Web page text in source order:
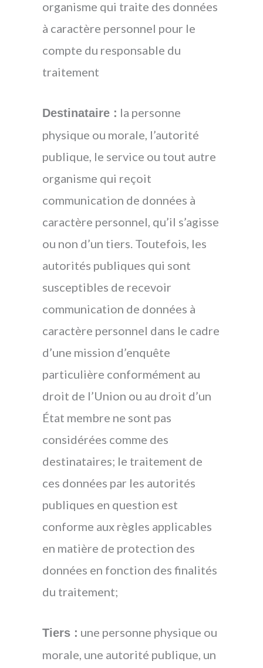
organisme qui traite des données
à caractère personnel pour le
compte du responsable du
traitement
Destinataire : la personne
physique ou morale, l’autorité
publique, le service ou tout autre
organisme qui reçoit
communication de données à
caractère personnel, qu’il s’agisse
ou non d’un tiers. Toutefois, les
autorités publiques qui sont
susceptibles de recevoir
communication de données à
caractère personnel dans le cadre
d’une mission d’enquête
particulière conformément au
droit de l’Union ou au droit d’un
État membre ne sont pas
considérées comme des
destinataires; le traitement de
ces données par les autorités
publiques en question est
conforme aux règles applicables
en matière de protection des
données en fonction des finalités
du traitement;
Tiers : une personne physique ou
morale, une autorité publique, un